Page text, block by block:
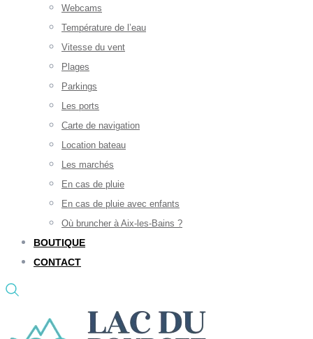
Webcams
Température de l’eau
Vitesse du vent
Plages
Parkings
Les ports
Carte de navigation
Location bateau
Les marchés
En cas de pluie
En cas de pluie avec enfants
Où bruncher à Aix-les-Bains ?
BOUTIQUE
CONTACT